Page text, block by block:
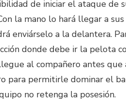
de iniciar el ataque de
la mano lo hará llegar a sus
enviárselo a la delantera.
donde debe ir la pelota
al compañero antes que
para permitirle dominar el
no retenga la posesión.